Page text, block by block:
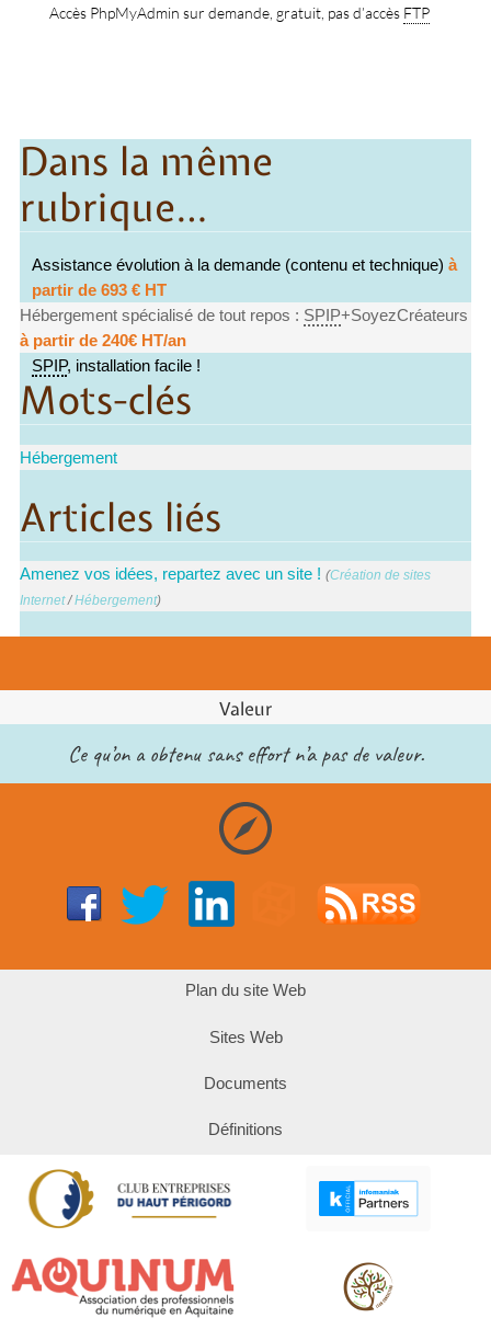
Accès PhpMyAdmin sur demande, gratuit, pas d’accès FTP
Dans la même
rubrique…
Assistance évolution à la demande (contenu et technique)à
partir de 693 € HT
Hébergement spécialisé de tout repos : SPIP+SoyezCréateurs
à partir de 240€ HT/an
SPIP, installation facile !
Mots-clés
Hébergement
Articles liés
Amenez vos idées, repartez avec un site ! (Création de sites
Internet/Hébergement)
Valeur
Ce qu’on a obtenu sans effort n’a pas de valeur.
Plan du site Web
Sites Web
Documents
Définitions